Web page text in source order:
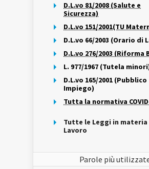
D.L.vo 81/2008 (Salute e
Sicurezza)
D.L.vo 151/2001(TU
D.L.vo 66/2003 (Orario di
D.L.vo 276/2003 (Riforma
L. 977/1967 (Tutela
D.L.vo 165/2001 (Pubblico
Impiego)
Tutta la normativa
Tutte le Leggi in materia
Lavoro
Parole più